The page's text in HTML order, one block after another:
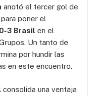
anotó el tercer gol de
para poner el
3 Brasil en el
Un tanto de
por hundir las
en este encuentro.
consolida una ventaja